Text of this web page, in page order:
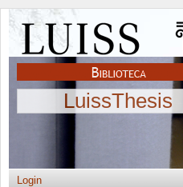
LuissThesis
Login